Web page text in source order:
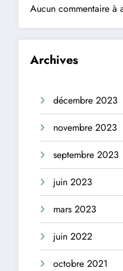
Aucun commentaire à
Archives
décembre 2023
novembre 2023
septembre 2023
juin 2023
mars 2023
juin 2022
octobre 2021